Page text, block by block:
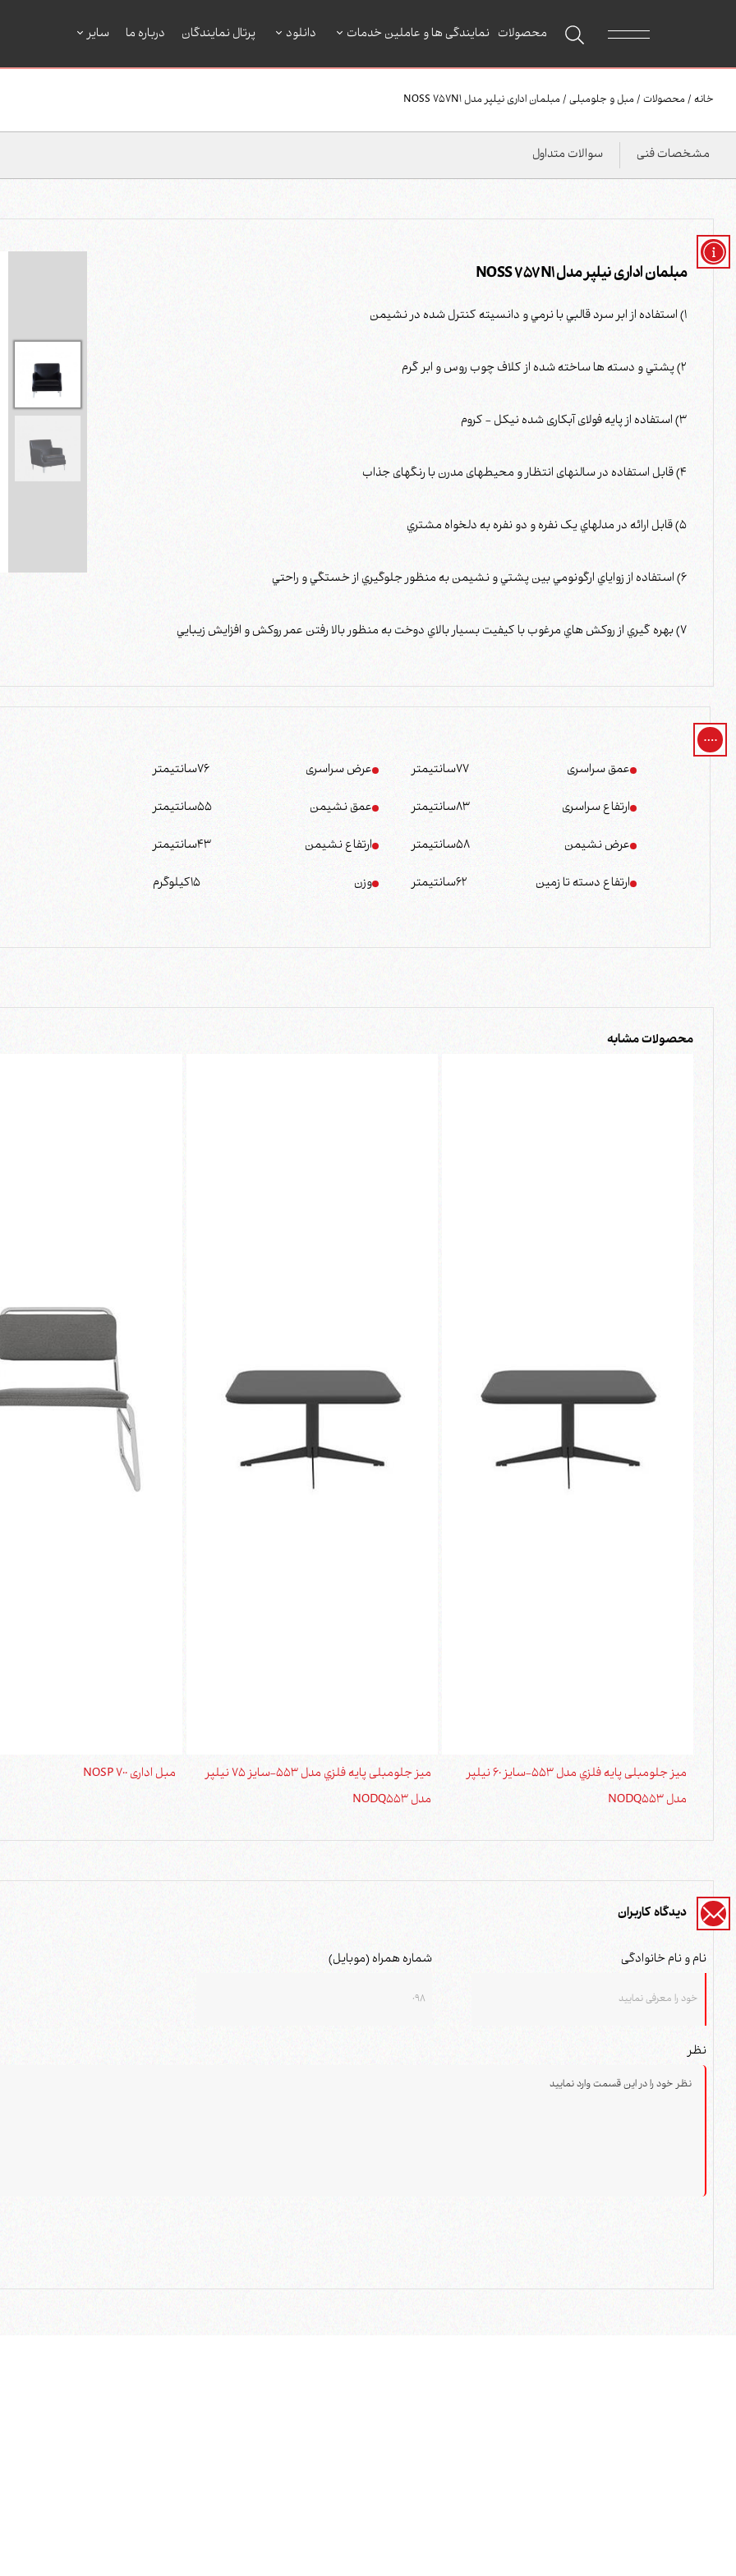
محصولات نمایندگی ها و عاملین خدمات دانلود پرتال نمایندگان درباره ما سایر
خانه / محصولات / مبل و جلومبلی / مبلمان اداری نیلپر مدل NOSS 757N1
مشخصات فنی سوالات متداول
مبلمان اداری نیلپر مدل NOSS 757N1
1) استفاده از ابر سرد قالبي با نرمي و دانسيته کنترل شده در نشیمن
2) پشتي و دسته ها ساخته شده از کلاف چوب روس و ابر گرم
3) استفاده از پایه فولای آبکاری شده نیکل - کروم
4) قابل استفاده در سالنهای انتظار و محیطهای مدرن با رنگهای جذاب
5) قابل ارائه در مدلهاي يک نفره و دو نفره به دلخواه مشتري
6) استفاده از زواياي ارگونومي بين پشتي و نشيمن به منظور جلوگيري از خستگي و راحتي
7) بهره گيري از روکش هاي مرغوب با کيفيت بسيار بالاي دوخت به منظور بالا رفتن عمر روکش و افزايش زيبايي
عمق سراسری 77سانتیمتر عرض سراسری 76سانتیمتر
ارتفاع سراسری 83سانتیمتر عمق نشیمن 55سانتیمتر
عرض نشیمن 58سانتیمتر ارتفاع نشیمن 43سانتیمتر
ارتفاع دسته تا زمین 62سانتیمتر وزن 15کیلوگرم
محصولات مشابه
ميز جلومبلی پايه فلزي مدل 553-سايز 60 نیلپر
مدل NODQ553
ميز جلومبلی پايه فلزي مدل 553-سايز 75 نیلپر
مدل NODQ553
مبل اداری NOSP 700
دیدگاه کاربران
نام و نام خانوادگی شماره همراه (موبایل)
نظر